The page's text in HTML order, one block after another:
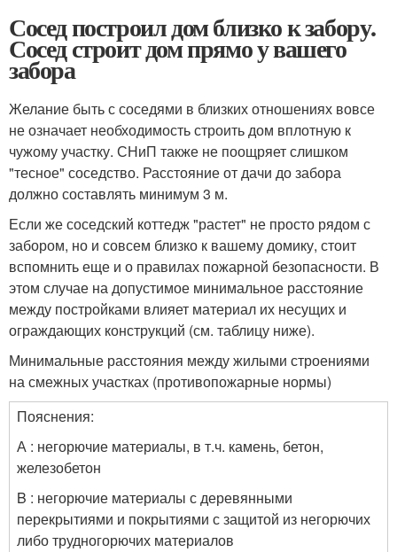
Сосед построил дом близко к забору.
Сосед строит дом прямо у вашего
забора
Желание быть с соседями в близких отношениях вовсе
не означает необходимость строить дом вплотную к
чужому участку. СНиП также не поощряет слишком
"тесное" соседство. Расстояние от дачи до забора
должно составлять минимум 3 м.
Если же соседский коттедж "растет" не просто рядом с
забором, но и совсем близко к вашему домику, стоит
вспомнить еще и о правилах пожарной безопасности. В
этом случае на допустимое минимальное расстояние
между постройками влияет материал их несущих и
ограждающих конструкций (см. таблицу ниже).
Минимальные расстояния между жилыми строениями
на смежных участках (противопожарные нормы)
Пояснения:
А : негорючие материалы, в т.ч. камень, бетон,
железобетон
B : негорючие материалы с деревянными
перекрытиями и покрытиями с защитой из негорючих
либо трудногорючих материалов